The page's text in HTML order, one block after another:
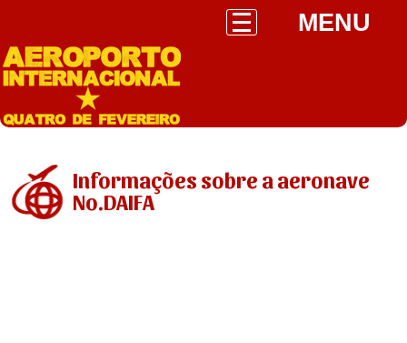
MENU
Informações sobre a aeronave
No.DAIFA